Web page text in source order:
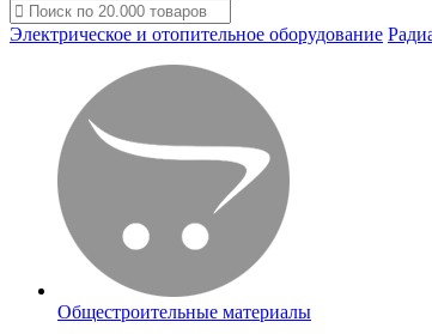
Электрическое и отопительное оборудование
Общестроительные материалы